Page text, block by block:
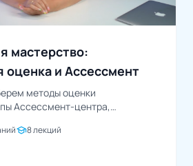
мастерство:
и Ассессмент
методы оценки
Ассессмент-центра,
school8 лекций